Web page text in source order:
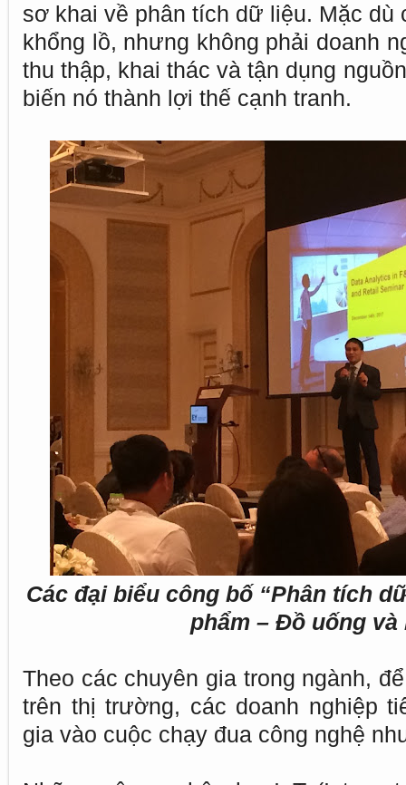
sơ khai về phân tích dữ liệu. Mặc
khổng lồ, nhưng không phải doanh
thu thập, khai thác và tận dụng
biến nó thành lợi thế cạnh tranh.
Các đại biểu công bố “Phân tích
phẩm – Đồ uống và
Theo các chuyên gia trong ngành,
trên thị trường, các doanh nghiệp
gia vào cuộc chạy đua công nghệ